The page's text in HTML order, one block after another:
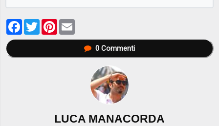
Facebook
TwitterPinterest
0Commenti
LUCA MANACORDA